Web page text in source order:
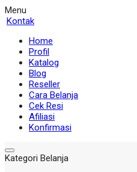
Menu
Kontak
Home
Profil
Katalog
Blog
Reseller
Cara Belanja
Cek Resi
Afiliasi
Konfirmasi
Kategori Belanja